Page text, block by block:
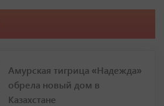
Амурская тигрица «Надежда»
обрела новый дом в
Казахстане